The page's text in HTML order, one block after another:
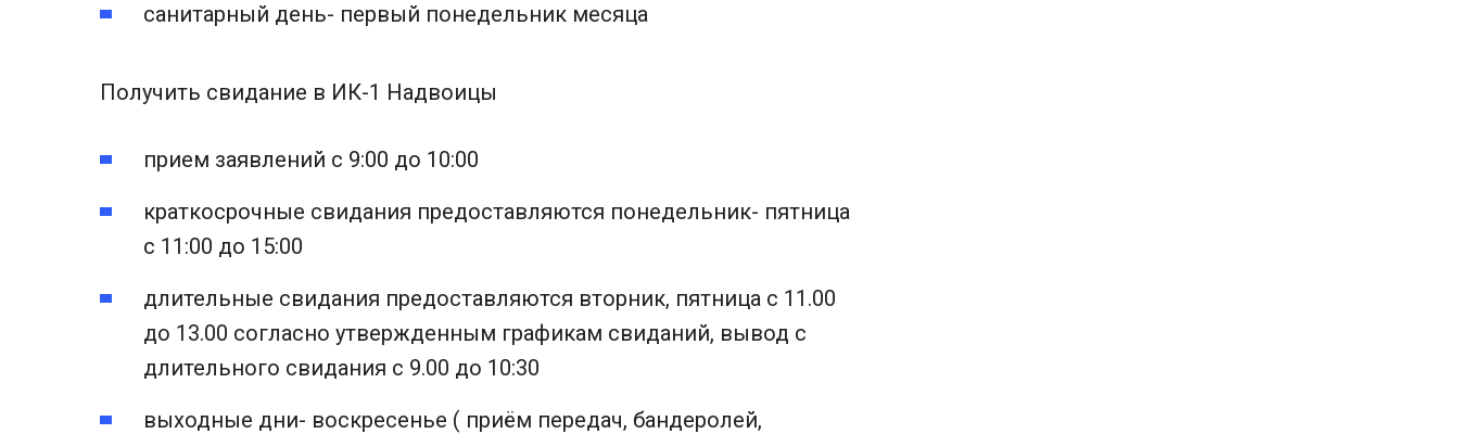
санитарный день- первый понедельник месяца
Получить свидание в ИК-1 Надвоицы
прием заявлений с 9:00 до 10:00
краткосрочные свидания предоставляются понедельник- пятница
с 11:00 до 15:00
длительные свидания предоставляются вторник, пятница с 11.00
до 13.00 согласно утвержденным графикам свиданий, вывод с
длительного свидания с 9.00 до 10:30
выходные дни- воскресенье ( приём передач, бандеролей,